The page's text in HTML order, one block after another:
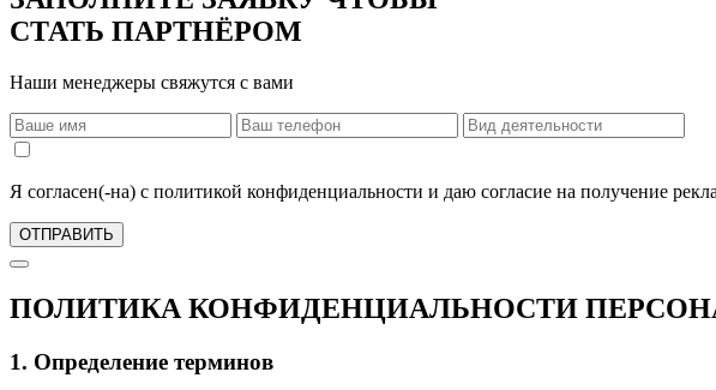
СТАТЬ ПАРТНЁРОМ
Наши менеджеры свяжутся с вами
Я согласен(-на) с политикой конфиденциальности и даю согласие на получение
ОТПРАВИТЬ
ПОЛИТИКА КОНФИДЕНЦИАЛЬНОСТИ
1. Определение терминов